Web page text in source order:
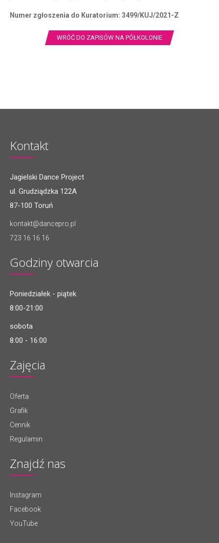
Numer zgłoszenia do Kuratorium: 3499/KUJ/2021-Z
WRÓĆ DO ZAPISÓW NA PÓŁKOLONIE
Kontakt
Jagielski Dance Project
ul. Grudziądzka 122A
87-100 Toruń
kontakt@dancepro.pl
723 16 16 16
Godziny otwarcia
Poniedziałek - piątek
8:00-21:00
sobota
8:00 - 16:00
Zajęcia
Oferta
Grafik
Cennik
Regulamin
Znajdź nas
Instagram
Facebook
YouTube